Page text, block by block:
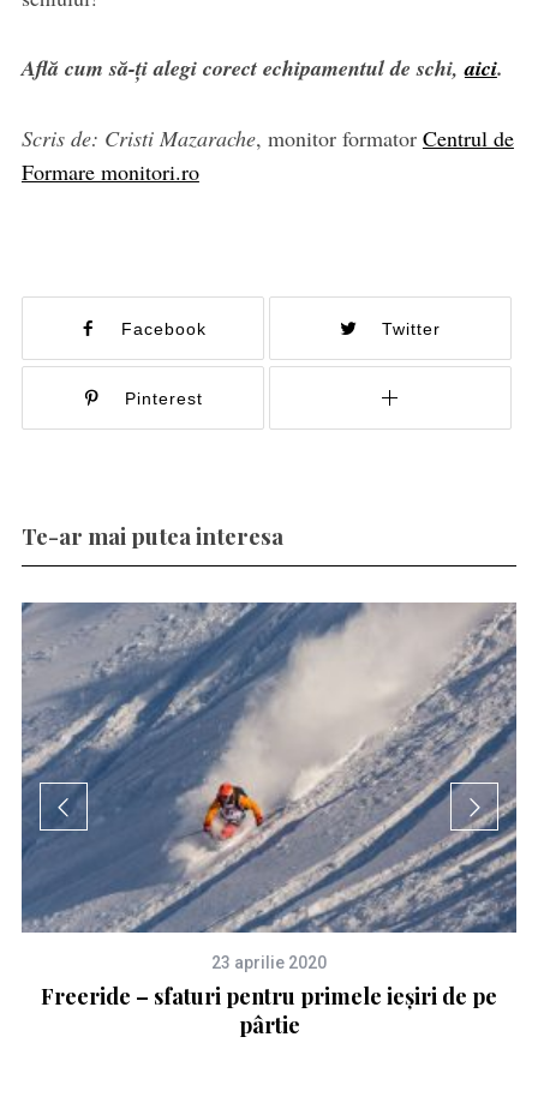
Află cum să-ți alegi corect echipamentul de schi,aici.
Scris de: Cristi Mazarache, monitor formator Centrul de
Formare monitori.ro
Facebook Twitter
Pinterest
Te-ar mai putea interesa
23 aprilie 2020
Freeride – sfaturi pentru primele ieșiri de pe
pârtie